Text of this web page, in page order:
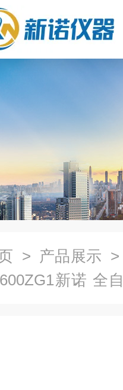
> 产品展示
新诺 全